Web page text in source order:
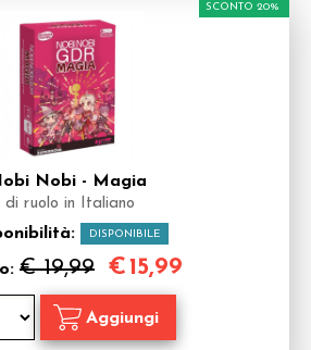
Nobi - Magia
di ruolo in Italiano
DISPONIBILE
€ 19,99
SCONTO 20%
€15,99